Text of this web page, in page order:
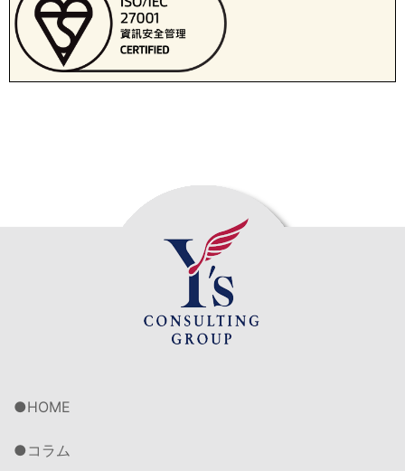
HOME
コラム